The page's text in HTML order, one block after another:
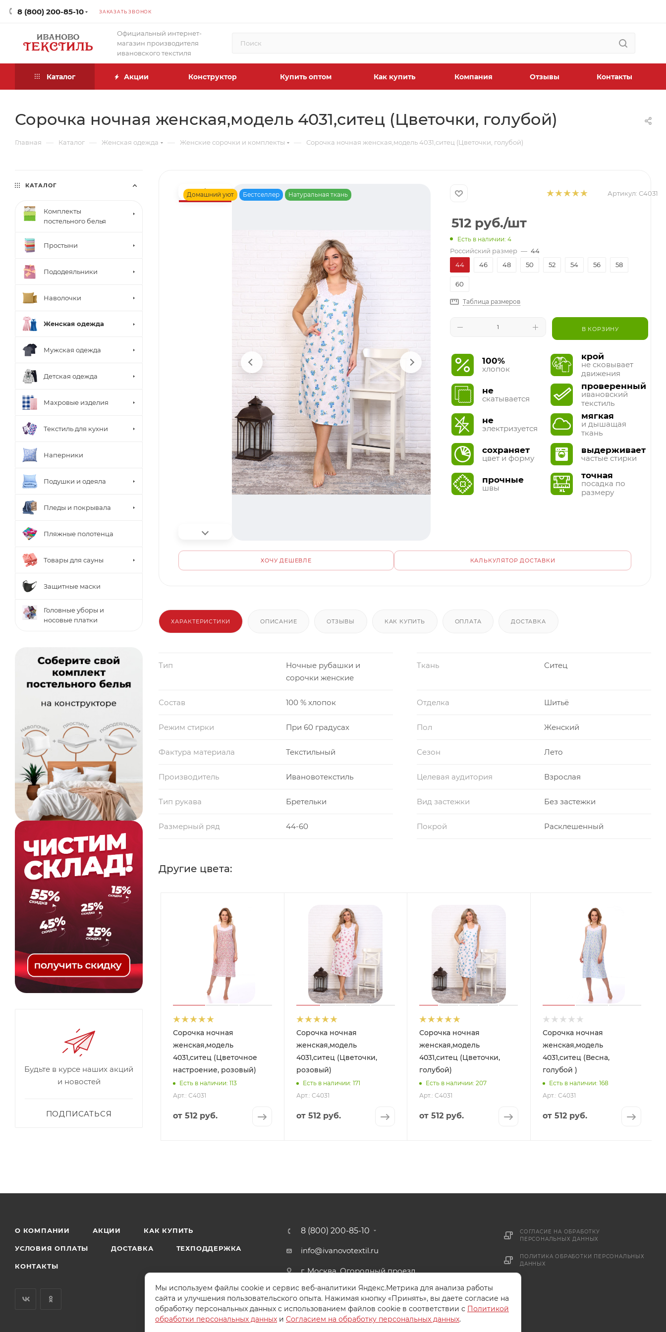
8 (800) 200-85-10 ЗАКАЗАТЬ ЗВОНОК
Официальный интернет-
магазин производителя
ивановского текстиля
Каталог Акции Конструктор Купить оптом Как купить Компания Отзывы Контакты
Сорочка ночная женская,модель 4031,ситец (Цветочки, голубой)
Главная — Каталог — Женская одежда — Женские сорочки и комплекты — Сорочка ночная женская,модель 4031,ситец (Цветочки, голубой)
Домашний уют Бестселлер Натуральная ткань Артикул: С4031
512 руб./шт
Есть в наличии: 4
Российский размер — 44
44
46 48 50 52 54 56 58
60
Таблица размеров
В КОРЗИНУ
100%
хлопок
не
скатывается
не
электризуется
сохраняет
цвет и форму
прочные
швы
крой
не сковывает
движения
проверенный
ивановский
текстиль
мягкая
и дышащая
ткань
выдерживает
частые стирки
точная
посадка по
размеру
ХОЧУ ДЕШЕВЛЕ КАЛЬКУЛЯТОР ДОСТАВКИ
ХАРАКТЕРИСТИКИ ОПИСАНИЕ ОТЗЫВЫ КАК КУПИТЬ ОПЛАТА ДОСТАВКА
Тип
Ночные рубашки и
сорочки женские
Ткань Ситец
Состав 100 % хлопок Отделка Шитьё
Режим стирки При 60 градусах Пол Женский
Фактура материала Текстильный Сезон Лето
Производитель Ивановотекстиль Целевая аудитория Взрослая
Тип рукава Бретельки Вид застежки Без застежки
Размерный ряд 44-60 Покрой Расклешенный
Другие цвета:
Сорочка ночная
женская,модель
4031,ситец (Цветочное
настроение, розовый)
Есть в наличии: 113
Арт.: С4031
от 512 руб.
Сорочка ночная
женская,модель
4031,ситец (Цветочки,
розовый)
Есть в наличии: 171
Арт.: С4031
от 512 руб.
Сорочка ночная
женская,модель
4031,ситец (Цветочки,
голубой)
Есть в наличии: 207
Арт.: С4031
от 512 руб.
Сорочка ночная
женская,модель
4031,ситец (Весна,
голубой )
Есть в наличии: 168
Арт.: С4031
от 512 руб.
КАТАЛОГ
Комплекты
постельного белья
Простыни
Пододеяльники
Наволочки
Женская одежда
Мужская одежда
Детская одежда
Махровые изделия
Текстиль для кухни
Наперники
Подушки и одеяла
Пледы и покрывала
Пляжные полотенца
Товары для сауны
Защитные маски
Головные уборы и
носовые платки
Будьте в курсе наших акций
и новостей
ПОДПИСАТЬСЯ
О КОМПАНИИ АКЦИИ КАК КУПИТЬ
УСЛОВИЯ ОПЛАТЫ ДОСТАВКА ТЕХПОДДЕРЖКА
КОНТАКТЫ
8 (800) 200-85-10
info@ivanovotextil.ru
г. Москва, Огородный проезд,
СОГЛАСИЕ НА ОБРАБОТКУ
ПЕРСОНАЛЬНЫХ ДАННЫХ
ПОЛИТИКА ОБРАБОТКИ ПЕРСОНАЛЬНЫХ
ДАННЫХ
Мы используем файлы cookie и сервис веб-аналитики Яндекс.Метрика для анализа работы
сайта и улучшения пользовательского опыта. Нажимая кнопку «Принять», вы даете согласие на
обработку персональных данных с использованием файлов cookie в соответствии с Политикой
обработки персональных данных и Согласием на обработку персональных данных.